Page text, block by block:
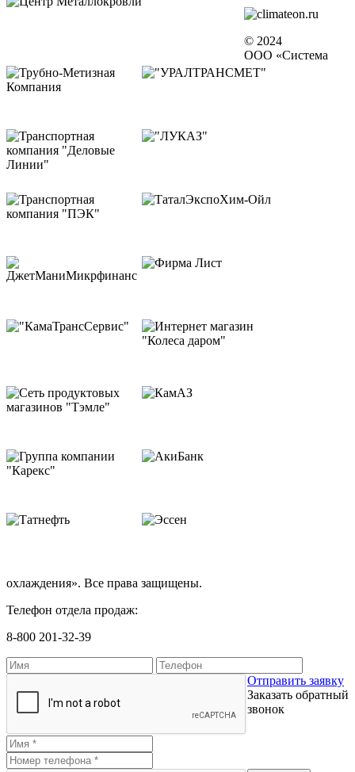
© 2024
ООО «Система
охлаждения». Все права защищены.
Телефон отдела продаж:
8-800 201-32-39
Отправить заявку
Заказать обратный
звонок